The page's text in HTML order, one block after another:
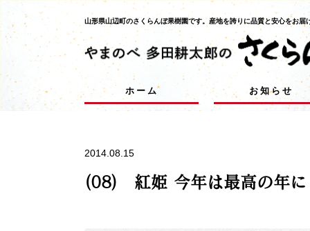
山形県山辺町のさくらんぼ果樹園です。 産地を誇りに品質と安心をお届
ホーム お知らせ
2014.08.15
(08) 紅姫 今年は最高の年に